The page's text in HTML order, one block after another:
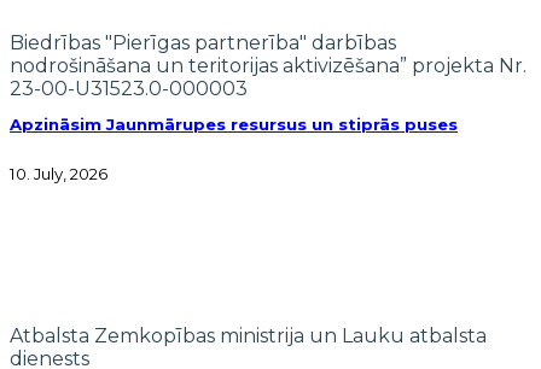
Apzināsim Jaunmārupes resursus un stiprās puses
10. July, 2026
Biedrības "Pierīgas partnerība" darbības
nodrošināšana un teritorijas aktivizēšana” projekta Nr.
23-00-U31523.0-000003
Atbalsta Zemkopības ministrija un Lauku atbalsta
dienests